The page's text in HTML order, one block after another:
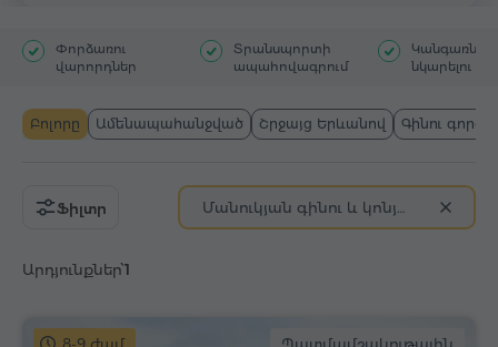
Փորձառու
վարորդներ
Տրանսպորտի
ապահովագրում
Կանգառներ`
նկարելու
Բոլորը Ամենապահանջված Շրջայց Երևանով Գինու
Արդյունքներ՝1
Ֆիլտր